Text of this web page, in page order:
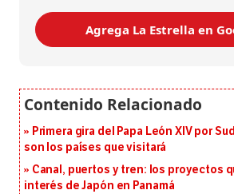
Agrega La Estrella en
Primera gira del Papa León XIV por
son los países que visitará
Canal, puertos y tren: los proyectos
interés de Japón en Panamá